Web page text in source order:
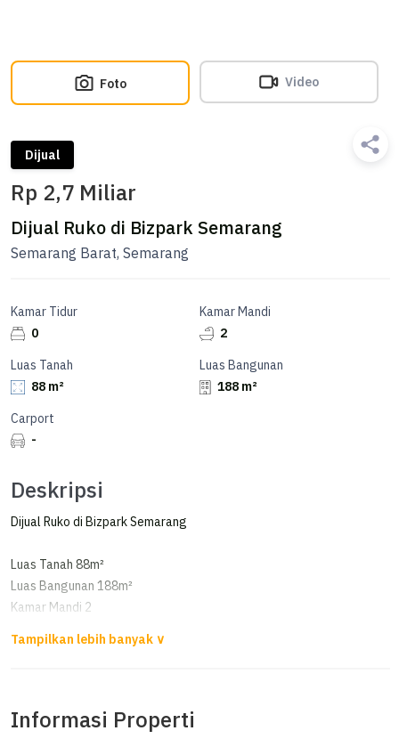
Foto Video
Dijual
Rp 2,7 Miliar
Dijual Ruko di Bizpark Semarang
Semarang Barat, Semarang
Kamar Tidur
0
Kamar Mandi
2
Luas Tanah
88 m²
Luas Bangunan
188 m²
Carport
-
Deskripsi
Dijual Ruko di Bizpark Semarang
Luas Tanah 88m²
Luas Bangunan 188m²
Kamar Mandi 2
Air PDAM
Harga 2,7 M nego
Informasi Properti